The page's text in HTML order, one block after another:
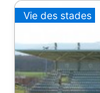
Vie des stades